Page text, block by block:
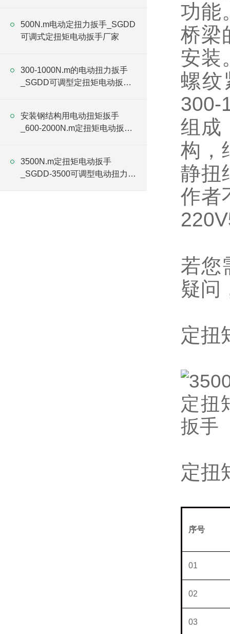
500N.m电动定扭力扳手_SGDD
可调式定扭矩电动扳手厂家
300-1000N.m的电动扭力扳手
_SGDD可调型定扭矩电动扳手
安装钢结构用电动扭矩扳手
_600-2000N.m定扭矩电动扳手
3500N.m定扭矩电动扳手
_SGDD-3500可调型电动扭力扳
功能
桥梁
安装
螺纹
300-
组成
构，
静扭
作者
若您
疑问
定扭
定扭
序号
01
02
03